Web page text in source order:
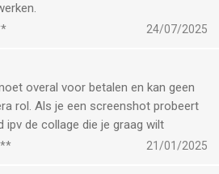
24/07/2025
overal voor betalen en kan geen
rol. Als je een screenshot probeert
ipv de collage die je graag wilt
21/01/2025